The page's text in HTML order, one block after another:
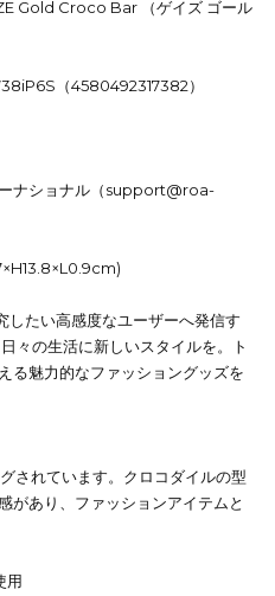
Gold Croco Bar （ゲイズ ゴール
（4580492317382）
ーナショナル（support@roa-
したい高感度なユーザーへ発信す
々の生活に新しいスタイルを。ト
る魅力的なファッショングッズを
されています。クロコダイルの型
があり、ファッションアイテムと
用